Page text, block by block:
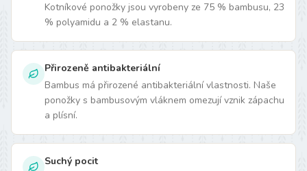
Kotníkové ponožky jsou vyrobeny ze 75 % bambusu, 23
% polyamidu a 2 % elastanu.
Přirozeně antibakteriální
Bambus má přirozené antibakteriální vlastnosti. Naše
ponožky s bambusovým vláknem omezují vznik zápachu
a plísní.
Suchý pocit